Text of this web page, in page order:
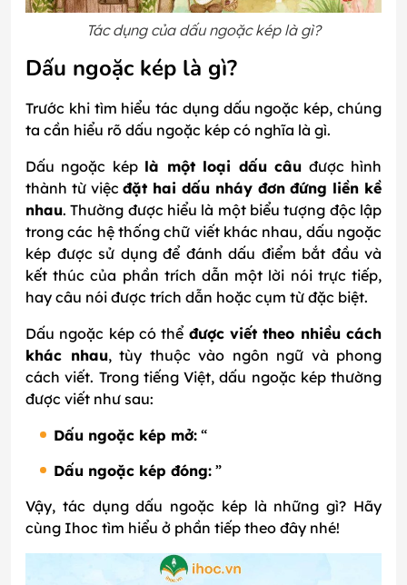
Tác dụng của dấu ngoặc kép là gì?
Dấu ngoặc kép là gì?
Trước khi tìm hiểu tác dụng dấu ngoặc kép, chúng
ta cần hiểu rõ dấu ngoặc kép có nghĩa là gì.
Dấu ngoặc kép là một loại dấu câu được hình
thành từ việcđặt hai dấu nháy đơn đứng liền kề
nhau. Thường được hiểu là một biểu tượng độc lập
trong các hệ thống chữ viết khác nhau, dấu ngoặc
kép được sử dụng để đánh dấu điểm bắt đầu và
kết thúc của phần trích dẫn một lời nói trực tiếp,
hay câu nói được trích dẫn hoặc cụm từ đặc biệt.
Dấu ngoặc kép có thể được viết theo nhiều cách
khác nhau, tùy thuộc vào ngôn ngữ và phong
cách viết. Trong tiếng Việt, dấu ngoặc kép thường
được viết như sau:
Dấu ngoặc kép mở: “
Dấu ngoặc kép đóng: ”
Vậy, tác dụng dấu ngoặc kép là những gì? Hãy
cùng Ihoc tìm hiểu ở phần tiếp theo đây nhé!